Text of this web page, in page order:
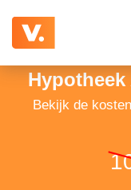
Bekijk de